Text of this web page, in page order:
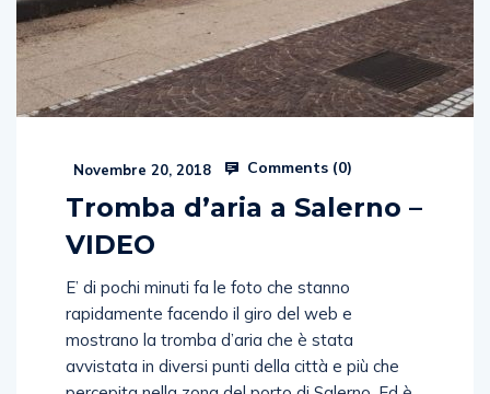
Novembre 20, 2018 Comments (0)
Tromba d’aria a Salerno –
VIDEO
E’ di pochi minuti fa le foto che stanno
rapidamente facendo il giro del web e
mostrano la tromba d’aria che è stata
avvistata in diversi punti della città e più che